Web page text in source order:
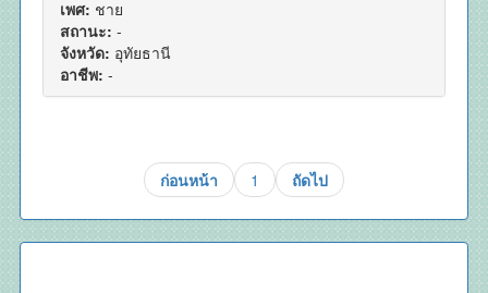
เพศ: ชาย
สถานะ: -
จังหวัด: อุทัยธานี
อาชีพ: -
ก่อนหน้า 1 ถัดไป